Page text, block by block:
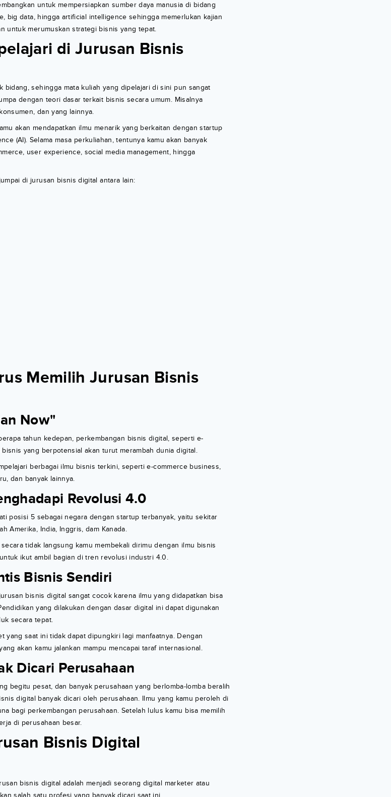
untuk mempersiapkan sumber daya manusia di bidang
big data, hingga artificial intelligence sehingga memerlukan kajian
untuk merumuskan strategi bisnis yang tepat.
di Jurusan Bisnis
bidang, sehingga mata kuliah yang dipelajari di sini pun sangat
dengan teori dasar terkait bisnis secara umum. Misalnya
dan yang lainnya.
akan mendapatkan ilmu menarik yang berkaitan dengan startup
(AI). Selama masa perkuliahan, tentunya kamu akan banyak
user experience, social media management, hingga
di jurusan bisnis digital antara lain:
Memilih Jurusan Bisnis
Now"
tahun kedepan, perkembangan bisnis digital, seperti e-
yang berpotensial akan turut merambah dunia digital.
berbagai ilmu bisnis terkini, seperti e-commerce business,
dan banyak lainnya.
Revolusi 4.0
posisi 5 sebagai negara dengan startup terbanyak, yaitu sekitar
Amerika, India, Inggris, dam Kanada.
tidak langsung kamu membekali dirimu dengan ilmu bisnis
ikut ambil bagian di tren revolusi industri 4.0.
Bisnis Sendiri
bisnis digital sangat cocok karena ilmu yang didapatkan bisa
yang dilakukan dengan dasar digital ini dapat digunakan
secara tepat.
yang saat ini tidak dapat dipungkiri lagi manfaatnya. Dengan
akan kamu jalankan mampu mencapai taraf internasional.
Dicari Perusahaan
begitu pesat, dan banyak perusahaan yang berlomba-lomba beralih
digital banyak dicari oleh perusahaan. Ilmu yang kamu peroleh di
bagi perkembangan perusahaan. Setelah lulus kamu bisa memilih
di perusahaan besar.
Bisnis Digital
bisnis digital adalah menjadi seorang digital marketer atau